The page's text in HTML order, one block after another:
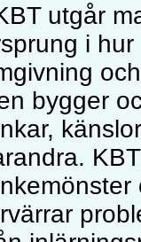
utgår
i
bygger